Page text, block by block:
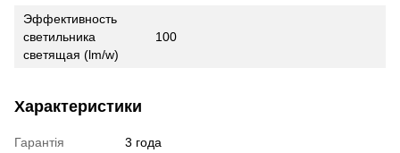
Эффективность
светильника
светящая (lm/w)
100
Характеристики
Гарантія
3 года